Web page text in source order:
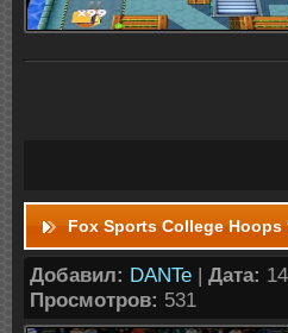
Fox Sports College Hoops
Добавил: DANTe | Дата:
Просмотров: 531